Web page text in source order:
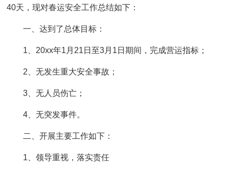
40天，现对春运安全工作总结如下：
一、达到了总体目标：
1、20xx年1月21日至3月1日期间，完成营运指标；
2、无发生重大安全事故；
3、无人员伤亡；
4、无突发事件。
二、开展主要工作如下：
1、领导重视，落实责任